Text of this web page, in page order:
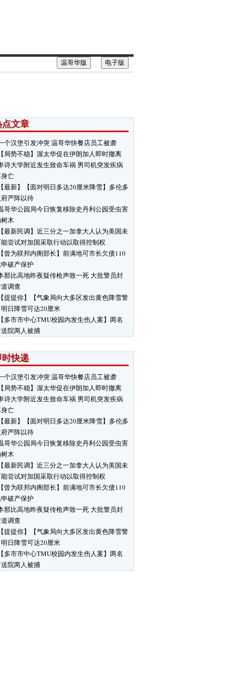
电子版
温哥华版
文章
个汉堡引发冲突 温哥华快餐店员工被袭
局势不稳】渥太华促在伊朗加人即时撤离
诗大学附近发生致命车祸 男司机突发疾病
亡
最新】【面对明日多达20厘米降雪】多伦多
严阵以待
哥华公园局今日恢复移除史丹利公园受虫害
木
最新民调】近三分之一加拿大人认为美国未
尝试对加国采取行动以取得控制权
曾为联邦内阁部长】前满地可市长欠债110
破产保护
那比高地昨夜疑传枪声致一死 大批警员封
调查
提提你】【气象局向大多区发出黄色降雪警
日降雪可达20厘米
多市市中心TMU校园内发生伤人案】两名
院两人被捕
快递
个汉堡引发冲突 温哥华快餐店员工被袭
局势不稳】渥太华促在伊朗加人即时撤离
诗大学附近发生致命车祸 男司机突发疾病
亡
最新】【面对明日多达20厘米降雪】多伦多
严阵以待
哥华公园局今日恢复移除史丹利公园受虫害
木
最新民调】近三分之一加拿大人认为美国未
尝试对加国采取行动以取得控制权
曾为联邦内阁部长】前满地可市长欠债110
破产保护
那比高地昨夜疑传枪声致一死 大批警员封
调查
提提你】【气象局向大多区发出黄色降雪警
日降雪可达20厘米
多市市中心TMU校园内发生伤人案】两名
院两人被捕